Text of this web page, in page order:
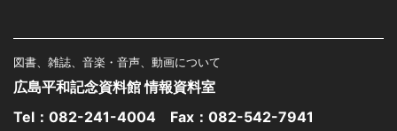
図書、雑誌、音楽・音声、動画について
広島平和記念資料館 情報資料室
Tel： 082-241-4004 Fax：082-542-7941